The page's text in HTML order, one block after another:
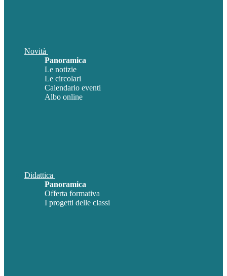
Novità
Panoramica
Le notizie
Le circolari
Calendario eventi
Albo online
Didattica
Panoramica
Offerta formativa
I progetti delle classi